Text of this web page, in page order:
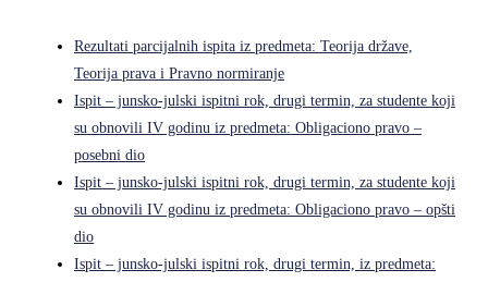
Rezultati parcijalnih ispita iz predmeta: Teorija države,
Teorija prava i Pravno normiranje
Ispit – junsko-julski ispitni rok, drugi termin, za studente koji
su obnovili IV godinu iz predmeta: Obligaciono pravo –
posebni dio
Ispit – junsko-julski ispitni rok, drugi termin, za studente koji
su obnovili IV godinu iz predmeta: Obligaciono pravo – opšti
dio
Ispit – junsko-julski ispitni rok, drugi termin, iz predmeta: